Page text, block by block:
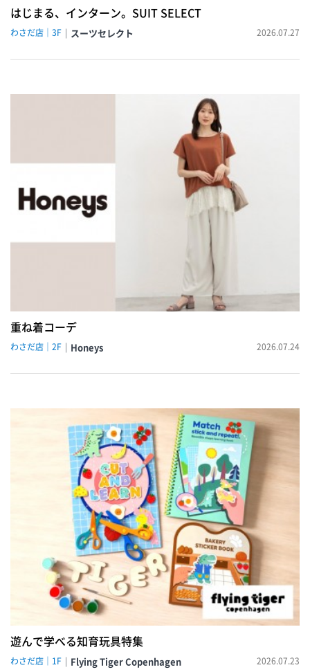
はじまる、インターン。SUIT SELECT
わさだ店｜3F 2026.07.27
スーツセレクト
重ね着コーデ
わさだ店｜2F 2026.07.24
Honeys
遊んで学べる知育玩具特集
わさだ店｜1F 2026.07.23
Flying Tiger Copenhagen